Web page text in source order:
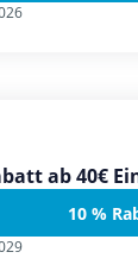
ab 40€
10 %